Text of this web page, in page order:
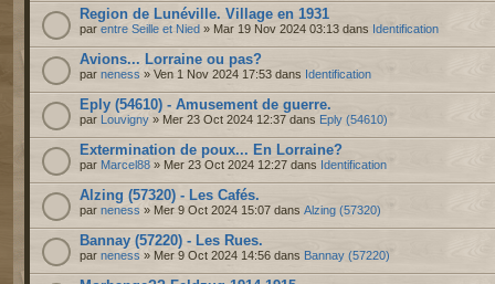
Region de Lunéville. Village en 1931
par entre Seille et Nied » Mar 19 Nov 2024 03:13 dans Identification
Avions... Lorraine ou pas?
par neness » Ven 1 Nov 2024 17:53 dans Identification
Eply (54610) - Amusement de guerre.
par Louvigny » Mer 23 Oct 2024 12:37 dans Eply (54610)
Extermination de poux... En Lorraine?
par Marcel88 » Mer 23 Oct 2024 12:27 dans Identification
Alzing (57320) - Les Cafés.
par neness » Mer 9 Oct 2024 15:07 dans Alzing (57320)
Bannay (57220) - Les Rues.
par neness » Mer 9 Oct 2024 14:56 dans Bannay (57220)